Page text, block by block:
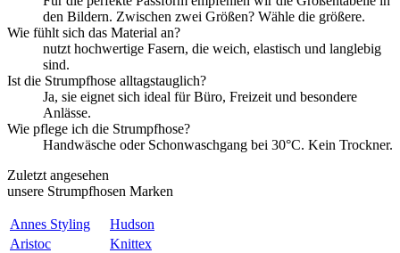
den Bildern. Zwischen zwei Größen? Wähle die größere.
Wie fühlt sich das Material an?
nutzt hochwertige Fasern, die weich, elastisch und langlebig
sind.
Ist die Strumpfhose alltagstauglich?
Ja, sie eignet sich ideal für Büro, Freizeit und besondere
Anlässe.
Wie pflege ich die Strumpfhose?
Handwäsche oder Schonwaschgang bei 30°C. Kein Trockner.
Zuletzt angesehen
unsere Strumpfhosen Marken
Annes Styling
Hudson
Aristoc
Knittex